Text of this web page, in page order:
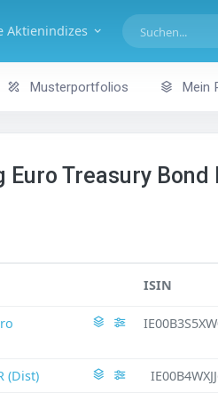
Aktienindizes
Musterportfolios Mein
Euro Treasury Bond
ISIN
(Dist)